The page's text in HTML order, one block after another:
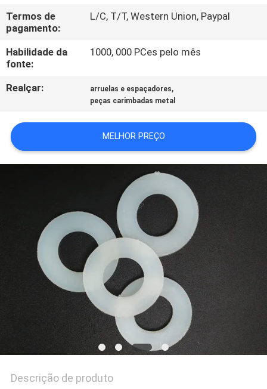
PRIVACY
POLICY
Termos de
pagamento:
L/C, T/T, Western Union, Paypal
Habilidade da
fonte:
1000, 000 PCes pelo mês
Realçar: arruelas e espaçadores,
peças carimbadas metal
MELHOR PREÇO
Descrição de produto